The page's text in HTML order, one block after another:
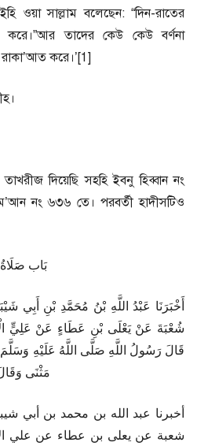
ওয়া সাল্লাম বলেছেন: “দিন-রাতের
করে।”আর তাদের কেউ কেউ বর্ণনা
করে।’[1]
দিয়েছি সহহি ইবনু হিব্বান নং
নং ৬৩৬ তে। পরবর্তী হাদীসটিও
بَاب صَلَاةُ
أَخْبَرَنَا عَبْدُ اللَّهِ بْنُ مُحَمَّدِ بْنِ أَبِي
شُعْبَةَ عَنْ يَعْلَى بْنِ عَطَاءٍ عَنْ عَلِيٍّ
قَالَ رَسُولُ اللَّهِ صَلَّى اللَّهُ عَلَيْهِ وَسَلَّمَ
مَثْنَى
أخبرنا عبد الله بن محمد بن أبي
شعبة عن يعلى بن عطاء عن علي